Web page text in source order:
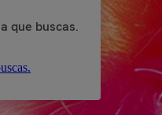
que buscas.